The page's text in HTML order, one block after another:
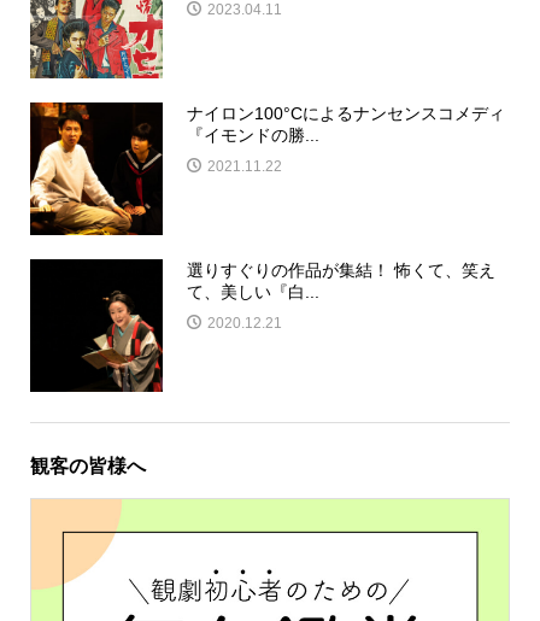
2023.04.11
ナイロン100°Cによるナンセンスコメディ
『イモンドの勝...
2021.11.22
選りすぐりの作品が集結！ 怖くて、笑え
て、美しい『白...
2020.12.21
観客の皆様へ